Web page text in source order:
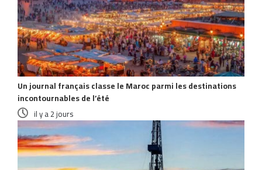
Un journal français classe le Maroc parmi les destinations
incontournables de l’été
il y a 2 jours